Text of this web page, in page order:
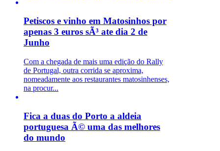
Petiscos e vinho em Matosinhos por
apenas 3 euros sÃ³ ate dia 2 de
Junho
Com a chegada de mais uma edição do Rally
de Portugal, outra corrida se aproxima,
nomeadamente aos restaurantes matosinhenses,
na procur...
Fica a duas do Porto a aldeia
portuguesa Ã© uma das melhores
do mundo